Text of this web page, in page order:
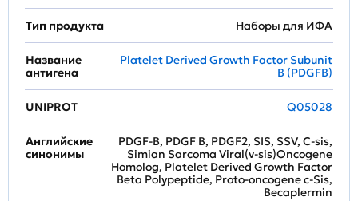
Тип продукта Наборы для ИФА
Название
антигена
Platelet Derived Growth Factor Subunit
B (PDGFB)
UNIPROT Q05028
Английские
синонимы
PDGF-B, PDGF B, PDGF2, SIS, SSV, C-sis,
Simian Sarcoma Viral(v-sis)Oncogene
Homolog, Platelet Derived Growth Factor
Beta Polypeptide, Proto-oncogene c-Sis,
Becaplermin